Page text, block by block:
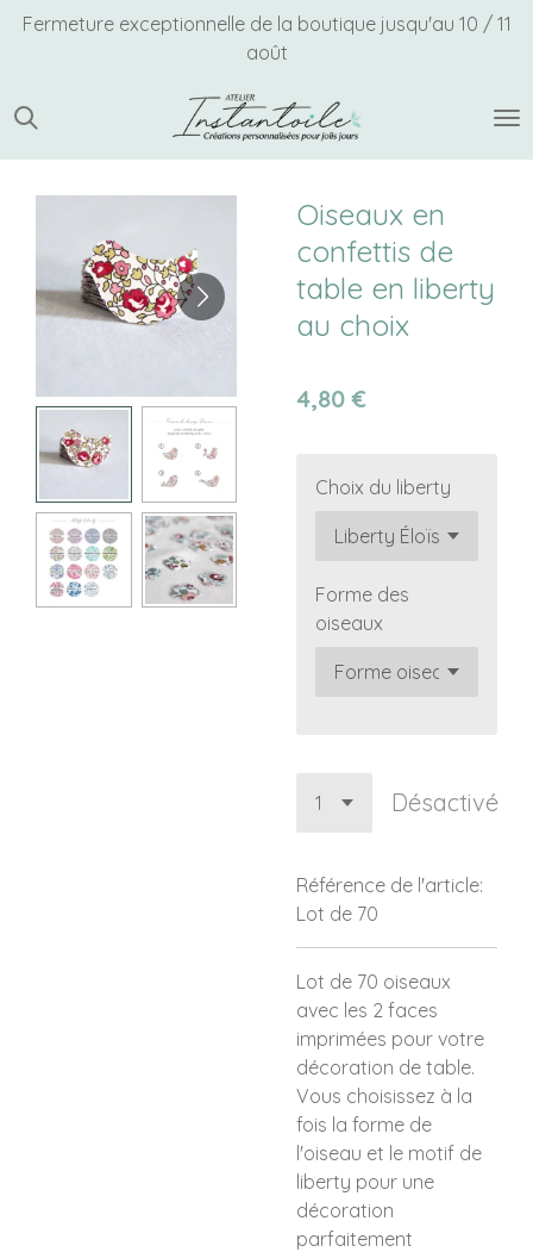
Passer
principal
Fermeture exceptionnelle de la boutique jusqu'au 10 / 11
août
Oiseaux en
confettis de
table en liberty
au choix
4,80 €
Choix du liberty
Forme des
oiseaux
Désactivé
Référence de l'article:
Lot de 70
Lot de 70 oiseaux
avec les 2 faces
imprimées pour votre
décoration de table.
Vous choisissez à la
fois la forme de
l'oiseau et le motif de
liberty pour une
décoration
parfaitement